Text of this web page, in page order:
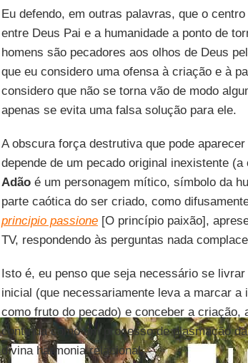
Eu defendo, em outras palavras, que o
entre Deus Pai e a humanidade a ponto de
homens são pecadores aos olhos de Deus
que eu considero uma ofensa à criação e à
considero que não se torna vão de modo
apenas se evita uma falsa solução para ele.
A obscura força destrutiva que pode
depende de um pecado original inexistente
Adãoé um personagem mítico, símbolo da
parte caótica do ser criado, como
principio passione[O princípio paixão],
TV, respondendo às perguntas nada
Isto é, eu penso que seja necessário se
inicial (que necessariamente leva a marcar a
como fruto do pecado) e conceber a
contínua como um processo de plasmação
divina harmonia relacional.